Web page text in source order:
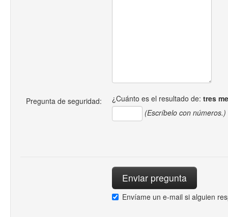
Pregunta de seguridad: ¿Cuánto es el resultado de: tres
(Escríbelo con números.)
Envíame un e-mail si alguien